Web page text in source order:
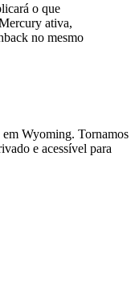
o que
ativa,
no mesmo
Wyoming. Tornamos
e acessível para